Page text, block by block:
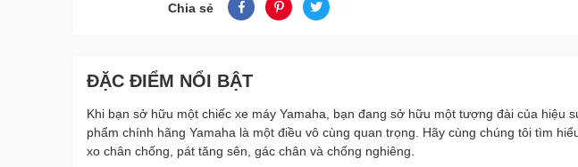
Chia sẻ
ĐẶC ĐIỂM NỔI BẬT
Khi bạn sở hữu một chiếc xe máy Yamaha, bạn đang sở hữu một tượng đài của
phẩm chính hãng Yamaha là một điều vô cùng quan trọng. Hãy cùng chúng tôi tìm
xo chân chống, pát tăng sên, gác chân và chống nghiêng.